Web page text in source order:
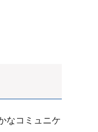
なコミュニケ